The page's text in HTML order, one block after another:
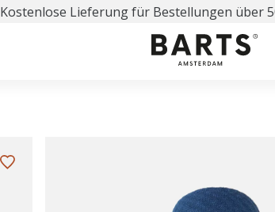
Kostenlose Lieferung für Bestellungen über